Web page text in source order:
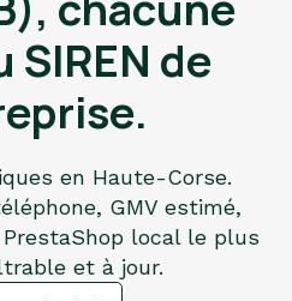
SIREN de
en Haute-Corse.
GMV estimé,
local le plus
et à jour.